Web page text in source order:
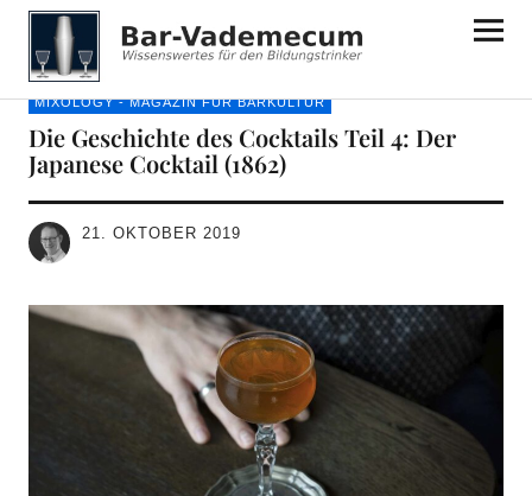
Bar-Vademecum
MIXOLOGY - MAGAZIN FÜR BARKULTUR
Die Geschichte des Cocktails Teil 4: Der
Japanese Cocktail (1862)
21. OKTOBER 2019